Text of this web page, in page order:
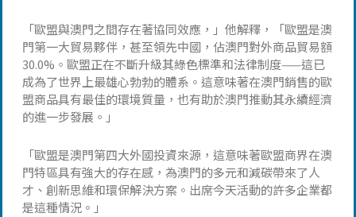
「歐盟與澳門之間存在著協同效應，」他解釋，「歐盟是澳
門第一大貿易夥伴，甚至領先中國，佔澳門對外商品貿易額
30.0%。歐盟正在不斷升級其綠色標準和法律制度——這已
成為了世界上最雄心勃勃的體系。這意味著在澳門銷售的歐
盟商品具有最佳的環境質量，也有助於澳門推動其永續經濟
的進一步發展。」
「歐盟是澳門第四大外國投資來源，這意味著歐盟商界在澳
門特區具有強大的存在感，為澳門的多元和減碳帶來了人
才、創新思維和環保解決方案。出席今天活動的許多企業都
是這種情況。」